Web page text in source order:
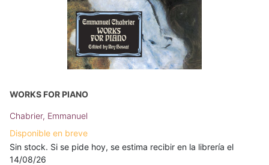
WORKS FOR PIANO
Chabrier, Emmanuel
Disponible en breve
Sin stock. Si se pide hoy, se estima recibir en la librería el
14/08/26